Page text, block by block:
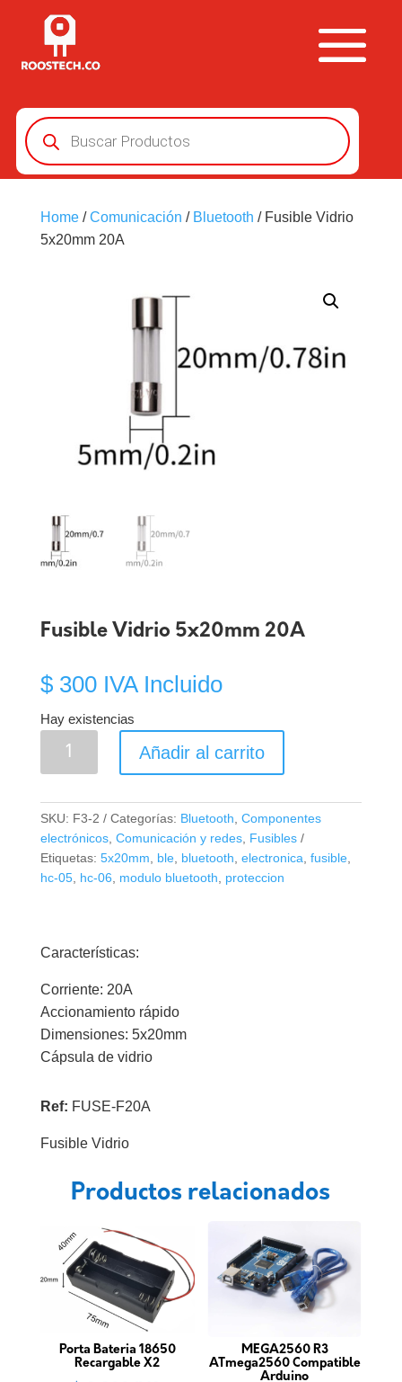
Búsqueda
de
productos
Home/Comunicación / Bluetooth / Fusible Vidrio
5x20mm 20A
Fusible Vidrio 5x20mm 20A
$300 IVA Incluido
Hay existencias
Fusible
cantidad
Añadir al carrito
SKU: F3-2 Categorías: Bluetooth Componentes
electrónicos, Comunicación y redes, Fusibles
Etiquetas: 5x20mm ble, bluetooth electronica fusible,
hc-05, hc-06 modulo bluetooth proteccion
Características:
Corriente: 20A
Accionamiento rápido
Dimensiones: 5x20mm
Cápsula de vidrio
Ref: FUSE-F20A
Fusible Vidrio
Productos relacionados
Porta Bateria 18650
Recargable X2
MEGA2560 R3
ATmega2560 Compatible
Arduino